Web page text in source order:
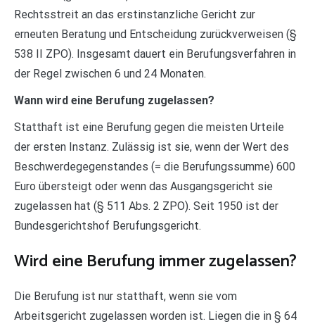
Rechtsstreit an das erstinstanzliche Gericht zur
erneuten Beratung und Entscheidung zurückverweisen (§
538 II ZPO). Insgesamt dauert ein Berufungsverfahren in
der Regel zwischen 6 und 24 Monaten.
Wann wird eine Berufung zugelassen?
Statthaft ist eine Berufung gegen die meisten Urteile
der ersten Instanz. Zulässig ist sie, wenn der Wert des
Beschwerdegegenstandes (= die Berufungssumme) 600
Euro übersteigt oder wenn das Ausgangsgericht sie
zugelassen hat (§ 511 Abs. 2 ZPO). Seit 1950 ist der
Bundesgerichtshof Berufungsgericht.
Wird eine Berufung immer zugelassen?
Die Berufung ist nur statthaft, wenn sie vom
Arbeitsgericht zugelassen worden ist. Liegen die in § 64